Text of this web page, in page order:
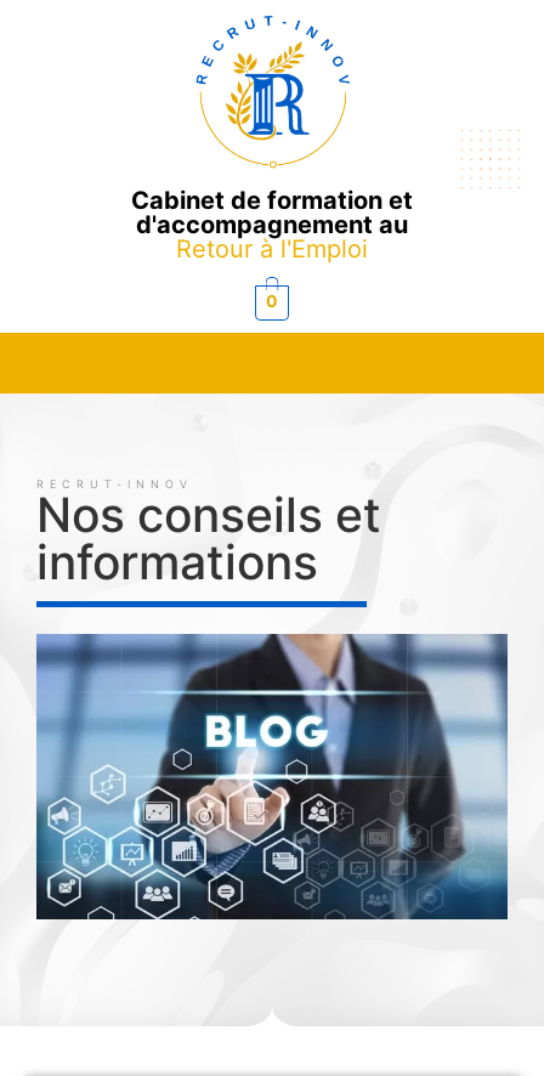
Cabinet de formation et
d'accompagnement au
Retour à l'Emploi
0
RECRUT-INNOV
Nos conseils et
informations